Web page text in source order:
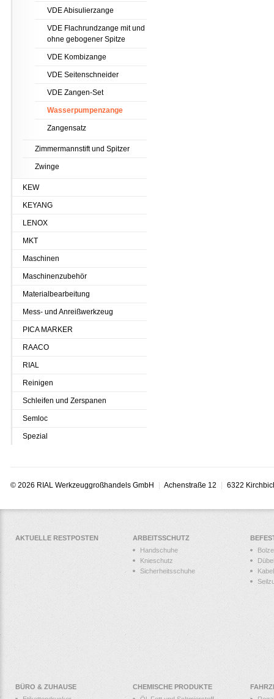
VDE Abisulierzange
VDE Flachrundzange mit und
ohne gebogener Spitze
VDE Kombizange
VDE Seitenschneider
VDE Zangen-Set
Wasserpumpenzange
Zangensatz
Zimmermannstift und Spitzer
Zwinge
KEW
KEYANG
LENOX
MKT
Maschinen
Maschinenzubehör
Materialbearbeitung
Mess- und Anreißwerkzeug
PICA MARKER
RAACO
RIAL
Reinigen
Schleifen und Zerspanen
Semloc
Spezial
© 2026 RIAL Werkzeuggroßhandels GmbH Achenstraße 12 6322
AKTUELLE RESTPOSTEN
ARBEITSSCHUTZ
Handschuhe
Knieschutz
Sicherheitsschuhe
Dübel
BÜRO & ZUHAUSE
CHEMISCHE PRODUKTE